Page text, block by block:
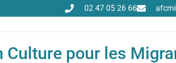
02 47 05 26 66
Culture pour les